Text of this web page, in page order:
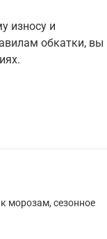
износу и
обкатки, вы
морозам, сезонное